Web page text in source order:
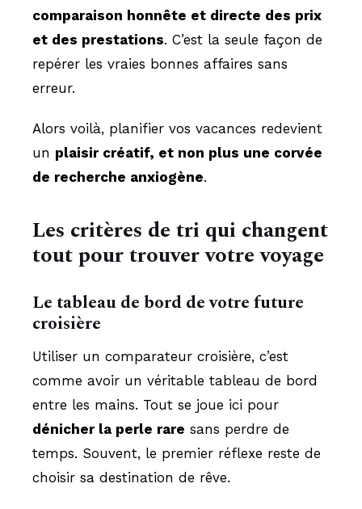
comparaison honnête et directe des prix
et des prestations. C’est la seule façon de
repérer les vraies bonnes affaires sans
erreur.
Alors voilà, planifier vos vacances redevient
un plaisir créatif, et non plus une corvée
de recherche anxiogène.
Les critères de tri qui changent
tout pour trouver votre voyage
Le tableau de bord de votre future
croisière
Utiliser un comparateur croisière, c’est
comme avoir un véritable tableau de bord
entre les mains. Tout se joue ici pour
dénicher la perle rare sans perdre de
temps. Souvent, le premier réflexe reste de
choisir sa destination de rêve.